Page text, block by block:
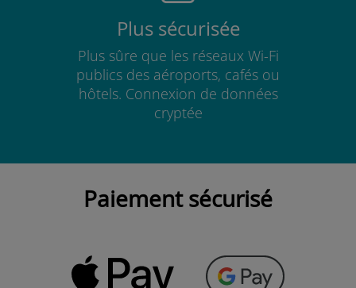
Plus sécurisée
Plus sûre que les réseaux Wi-Fi
publics des aéroports, cafés ou
hôtels. Connexion de données
cryptée
Paiement sécurisé